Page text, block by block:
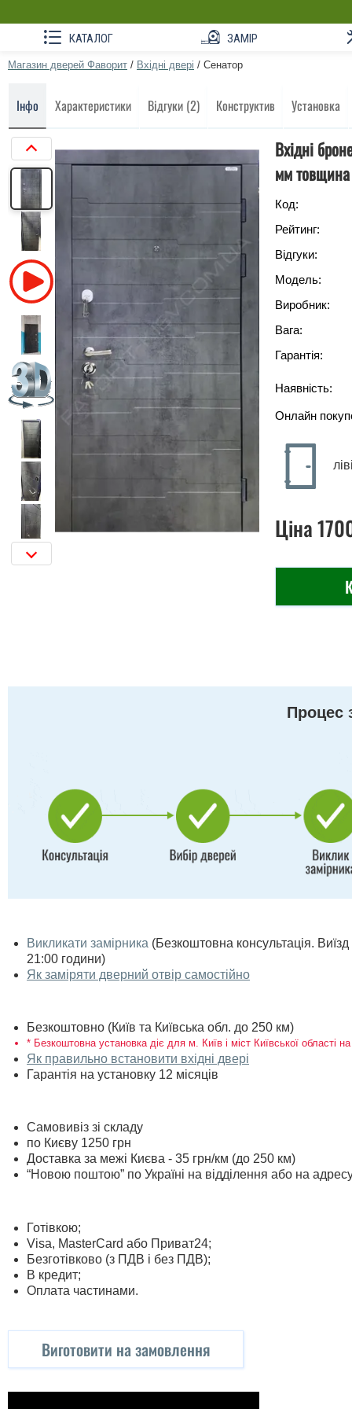
КАТАЛОГ ЗАМІР
Магазин дверей Фаворит / Вхідні двері / Сенатор
Інфо Характеристики Відгуки (2) Конструктив Установка
Вхідні
мм
Код:
Рейтинг:
Відгуки:
Модель:
Виробник:
Вага:
Гарантія:
Наявність:
Онлайн
Ціна
Процес
Викликати замірника (Безкоштовна консультація.
21:00 години)
Як заміряти дверний отвір самостійно
Безкоштовно (Київ та Київська обл. до 250 км)
* Безкоштовна установка діє для м. Київ і міст Київської області
Як правильно встановити вхідні двері
Гарантія на установку 12 місяців
Самовивіз зі складу
по Києву 1250 грн
Доставка за межі Києва - 35 грн/км (до 250 км)
“Новою поштою” по Україні на відділення або на
Готівкою;
Visa, MasterСard або Приват24;
Безготівково (з ПДВ і без ПДВ);
В кредит;
Оплата частинами.
Виготовити на замовлення